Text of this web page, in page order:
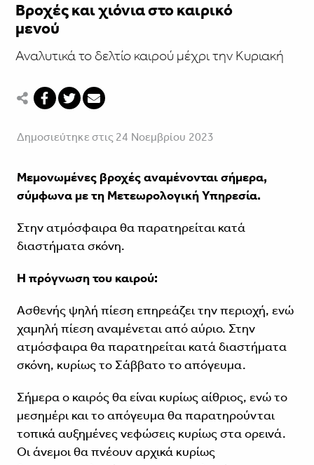
Βροχές και χιόνια στο καιρικό
μενού
Αναλυτικά το δελτίο καιρού μέχρι την Κυριακή
Δημοσιεύτηκε στις 24 Νοεμβρίου 2023
Μεμονωμένες βροχές αναμένονται σήμερα,
σύμφωνα με τη Μετεωρολογική Υπηρεσία.
Στην ατμόσφαιρα θα παρατηρείται κατά
διαστήματα σκόνη.
Η πρόγνωση του καιρού:
Ασθενής ψηλή πίεση επηρεάζει την περιοχή, ενώ
χαμηλή πίεση αναμένεται από αύριο. Στην
ατμόσφαιρα θα παρατηρείται κατά διαστήματα
σκόνη, κυρίως το Σάββατο το απόγευμα.
Σήμερα ο καιρός θα είναι κυρίως αίθριος, ενώ το
μεσημέρι και το απόγευμα θα παρατηρούνται
τοπικά αυξημένες νεφώσεις κυρίως στα ορεινά.
Οι άνεμοι θα πνέουν αρχικά κυρίως